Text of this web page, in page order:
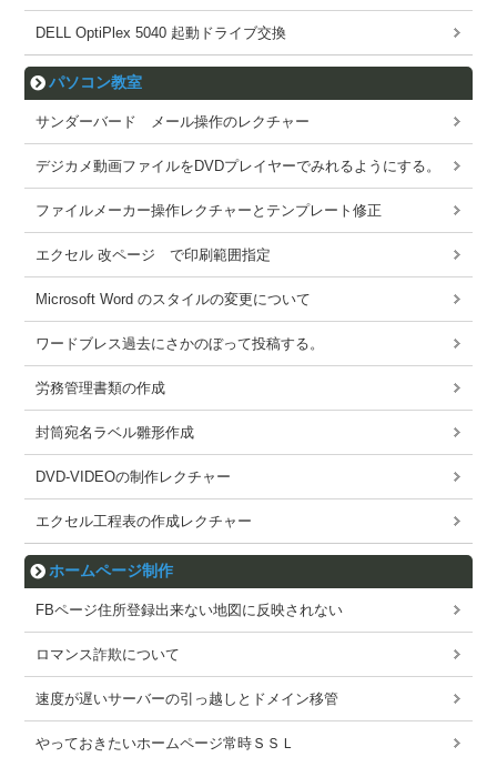
DELL OptiPlex 5040 起動ドライブ交換
パソコン教室
サンダーバード メール操作のレクチャー
デジカメ動画ファイルをDVDプレイヤーでみれるようにする。
ファイルメーカー操作レクチャーとテンプレート修正
エクセル 改ページ で印刷範囲指定
Microsoft Word のスタイルの変更について
ワードブレス過去にさかのぼって投稿する。
労務管理書類の作成
封筒宛名ラベル雛形作成
DVD-VIDEOの制作レクチャー
エクセル工程表の作成レクチャー
ホームページ制作
FBページ住所登録出来ない地図に反映されない
ロマンス詐欺について
速度が遅いサーバーの引っ越しとドメイン移管
やっておきたいホームページ常時ＳＳＬ